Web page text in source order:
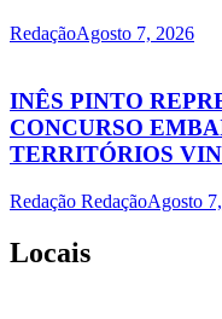
RedaçãoAgosto 7, 2026
INÊS PINTO
CONCURSO
TERRITÓRIOS
Redação RedaçãoAgosto
Locais